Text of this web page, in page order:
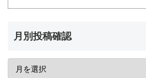
月別投稿確認